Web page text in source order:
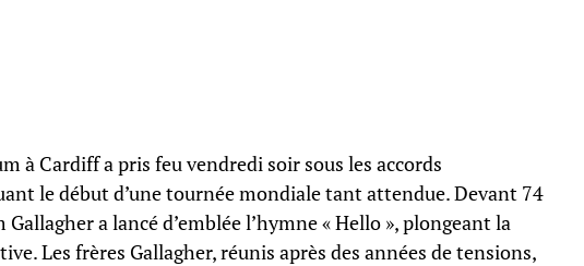
à Cardiff a pris feu vendredi soir sous les accords
le début d’une tournée mondiale tant attendue. Devant 74
a lancé d’emblée l’hymne « Hello », plongeant la
Les frères Gallagher, réunis après des années de tensions,